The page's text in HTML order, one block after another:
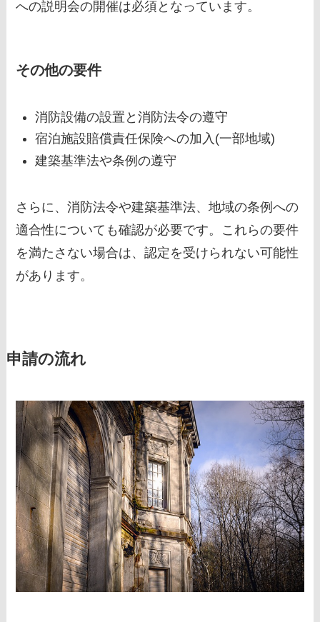
への説明会の開催は必須となっています。
その他の要件
消防設備の設置と消防法令の遵守
宿泊施設賠償責任保険への加入(一部地域)
建築基準法や条例の遵守
さらに、消防法令や建築基準法、地域の条例への
適合性についても確認が必要です。これらの要件
を満たさない場合は、認定を受けられない可能性
があります。
申請の流れ